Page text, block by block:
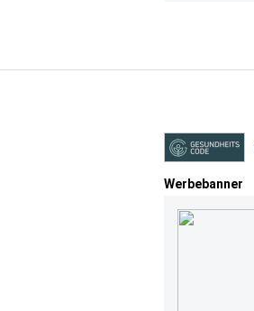
Werbebanner